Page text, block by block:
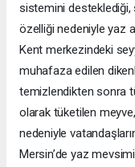
sistemini desteklediği,
özelliği nedeniyle yaz
Kent merkezindeki
muhafaza edilen
temizlendikten sonra
olarak tüketilen
nedeniyle
Mersin’de yaz